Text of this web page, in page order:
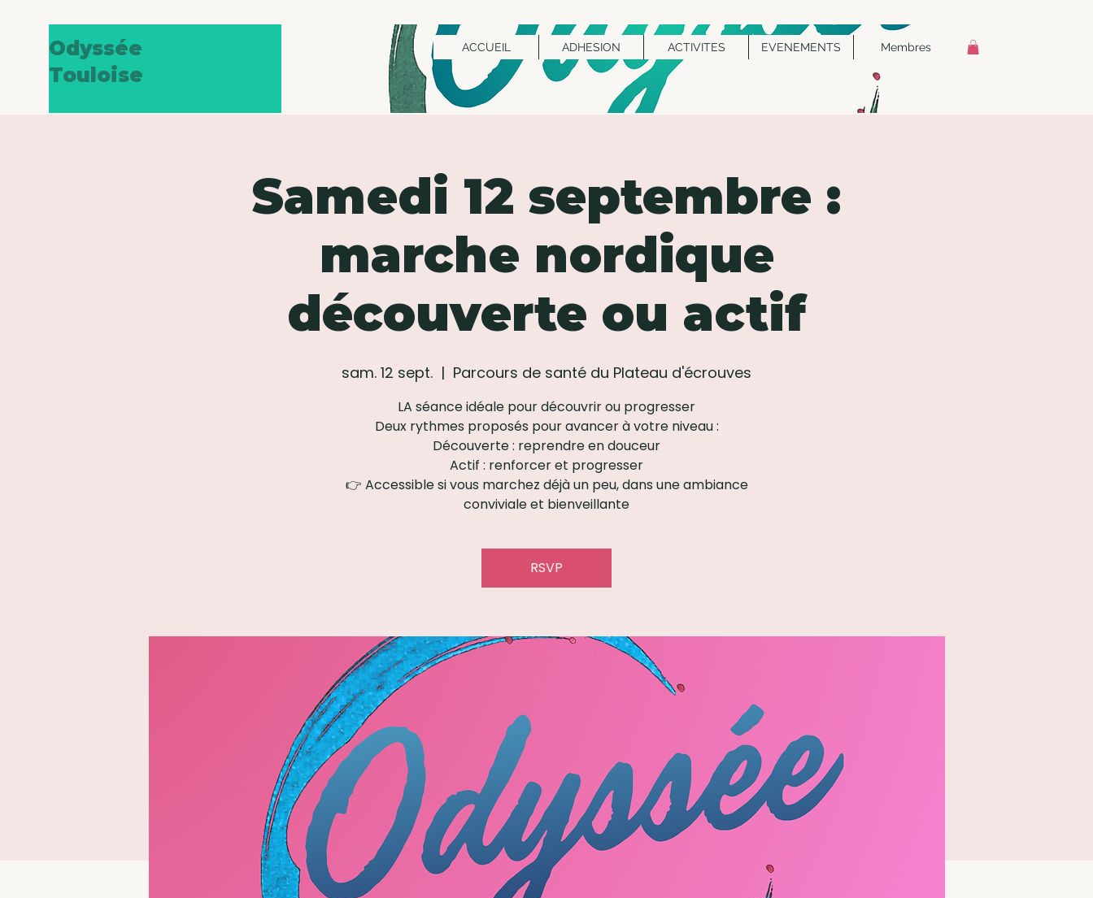
Odyssée
Touloise
ACCUEIL ADHESION ACTIVITES EVENEMENTS Membres
Samedi 12 septembre :
marche nordique
découverte ou actif
sam. 12 sept.
  |
Parcours de santé du Plateau d'écrouves
LA séance idéale pour découvrir ou progresser
Deux rythmes proposés pour avancer à votre niveau :
Découverte : reprendre en douceur
Actif : renforcer et progresser
👉 Accessible si vous marchez déjà un peu, dans une ambiance
conviviale et bienveillante
RSVP